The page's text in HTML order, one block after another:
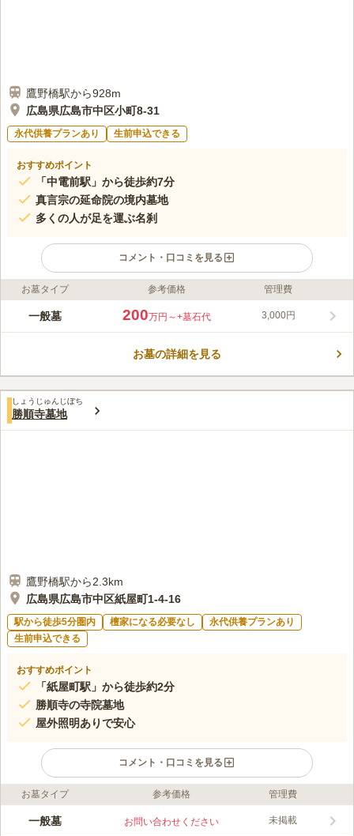
鷹野橋駅から928m
広島県広島市中区小町8-31
永代供養プランあり 生前申込できる
おすすめポイント
「中電前駅」から徒歩約7分
真言宗の延命院の境内墓地
多くの人が足を運ぶ名刹
コメント・口コミを見る
ライフドット編集部のコメント
「平和公園」にほど近い場所にある境内墓地です。 駐車場を完
や観光を楽しむことができます。 墓域内は綺麗に整備されてお
口コミ評価
この霊園はまだ誰からも評価されていません。
お墓タイプ 参考価格 管理費
一般墓 200万円～+墓石代 3,000円
お墓の詳細を見る
しょうじゅんじぼち
勝順寺墓地
鷹野橋駅から2.3km
広島県広島市中区紙屋町1-4-16
駅から徒歩5分圏内 檀家になる必要なし
永代供養プランあり
生前申込できる
おすすめポイント
「紙屋町駅」から徒歩約2分
勝順寺の寺院墓地
屋外照明ありで安心
コメント・口コミを見る
ライフドット編集部のコメント
公共交通機関の利用が便利な寺院墓地です。 山陽自動車道「五
お墓タイプ 参考価格 管理費
一般墓 お問い合わせください 未掲載